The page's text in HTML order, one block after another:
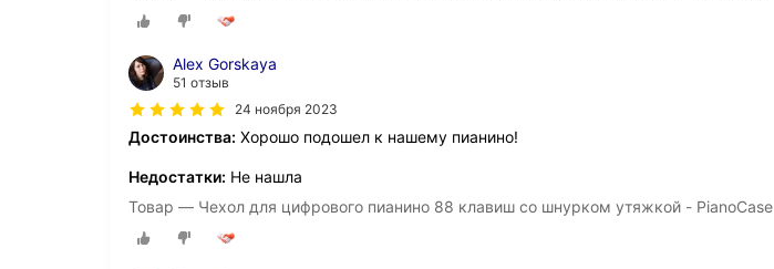
Alex Gorskaya
51 отзыв
24 ноября 2023
Достоинства: Хорошо подошел к нашему пианино!
Недостатки: Не нашла
Товар — Чехол для цифрового пианино 88 клавиш со шнурком утяжкой - PianoCase